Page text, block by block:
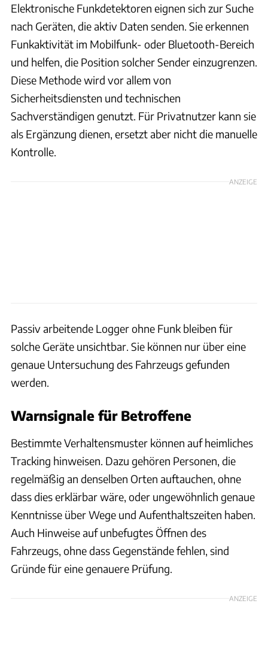
Elektronische Funkdetektoren eignen sich zur Suche
nach Geräten, die aktiv Daten senden. Sie erkennen
Funkaktivität im Mobilfunk- oder Bluetooth-Bereich
und helfen, die Position solcher Sender einzugrenzen.
Diese Methode wird vor allem von
Sicherheitsdiensten und technischen
Sachverständigen genutzt. Für Privatnutzer kann sie
als Ergänzung dienen, ersetzt aber nicht die manuelle
Kontrolle.
ANZEIGE
Passiv arbeitende Logger ohne Funk bleiben für
solche Geräte unsichtbar. Sie können nur über eine
genaue Untersuchung des Fahrzeugs gefunden
werden.
Warnsignale für Betroffene
Bestimmte Verhaltensmuster können auf heimliches
Tracking hinweisen. Dazu gehören Personen, die
regelmäßig an denselben Orten auftauchen, ohne
dass dies erklärbar wäre, oder ungewöhnlich genaue
Kenntnisse über Wege und Aufenthaltszeiten haben.
Auch Hinweise auf unbefugtes Öffnen des
Fahrzeugs, ohne dass Gegenstände fehlen, sind
Gründe für eine genauere Prüfung.
ANZEIGE